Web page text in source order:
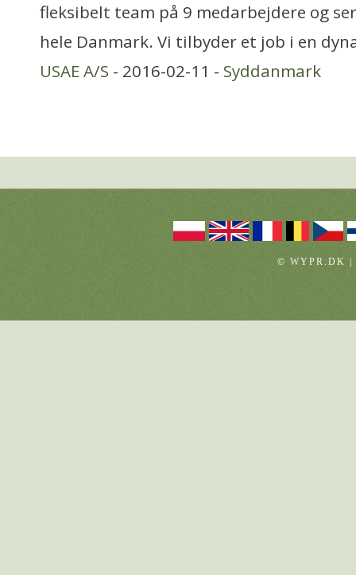
fleksibelt team på 9 medarbejdere og
hele Danmark. Vi tilbyder et job i en
USAE A/S - 2016-02-11 - Syddanmark
© WYPR.DK